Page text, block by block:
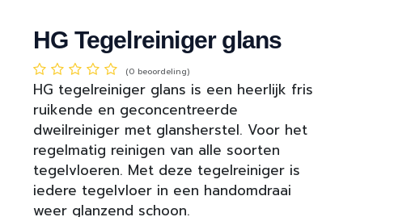
HG Tegelreiniger glans
(0 beoordeling)
HG tegelreiniger glans is een heerlijk fris
ruikende en geconcentreerde
dweilreiniger met glansherstel. Voor het
regelmatig reinigen van alle soorten
tegelvloeren. Met deze tegelreiniger is
iedere tegelvloer in een handomdraai
weer glanzend schoon.